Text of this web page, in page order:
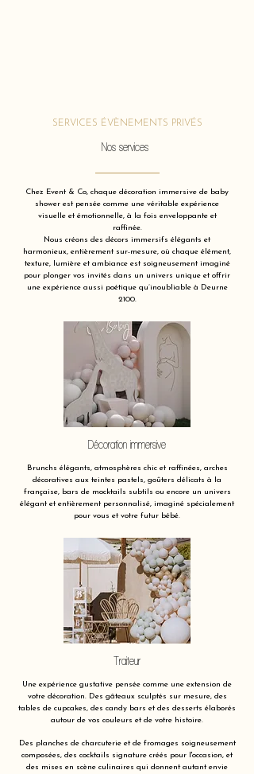
SERVICES ÉVÈNEMENTS PRIVÉS
Nos services
Chez Event & Co, chaque décoration immersive de baby
shower est pensée comme une véritable expérience
visuelle et émotionnelle, à la fois enveloppante et
raffinée.
Nous créons des décors immersifs élégants et
harmonieux, entièrement sur-mesure, où chaque élément,
texture, lumière et ambiance est soigneusement imaginé
pour plonger vos invités dans un univers unique et offrir
une expérience aussi poétique qu’inoubliable à Deurne
2100.
Décoration immersive
Brunchs élégants, atmosphères chic et raffinées, arches
décoratives aux teintes pastels, goûters délicats à la
française, bars de mocktails subtils ou encore un univers
élégant et entièrement personnalisé, imaginé spécialement
pour vous et votre futur bébé.
Traiteur
Une expérience gustative pensée comme une extension de
votre décoration. Des gâteaux sculptés sur mesure, des
tables de cupcakes, des candy bars et des desserts élaborés
autour de vos couleurs et de votre histoire.
Des planches de charcuterie et de fromages soigneusement
composées, des cocktails signature créés pour l'occasion, et
des mises en scène culinaires qui donnent autant envie